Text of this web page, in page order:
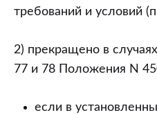
требований и условий
2) прекращено в
77 и 78 Положения N
если в